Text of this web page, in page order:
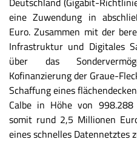
eine Zuwendung in
Euro. Zusammen mit der
Infrastruktur und Digitales
über das
Kofinanzierung der Graue-
Schaffung eines
Calbe in Höhe von
somit rund 2,5 Millionen
eines schnelles Datennetztes